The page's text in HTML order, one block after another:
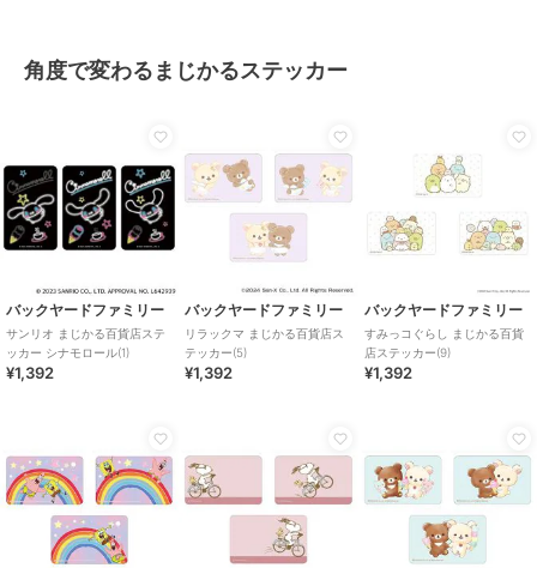
角度で変わるまじかるステッカー
バックヤードファミリー
サンリオ まじかる百貨店ステ
ッカー シナモロール(1)
¥1,392
バックヤードファミリー
リラックマ まじかる百貨店ス
テッカー(5)
¥1,392
バックヤードファミリー
すみっコぐらし まじかる百貨
店ステッカー(9)
¥1,392